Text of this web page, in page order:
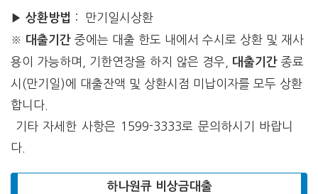
▶ 상환방법 : 만기일시상환
※ 대출기간 중에는 대출 한도 내에서 수시로 상환 및 재사
용이 가능하며, 기한연장을 하지 않은 경우, 대출기간 종료
시(만기일)에 대출잔액 및 상환시점 미납이자를 모두 상환
합니다.
기타 자세한 사항은 1599-3333로 문의하시기 바랍니
다.
하나원큐 비상금대출